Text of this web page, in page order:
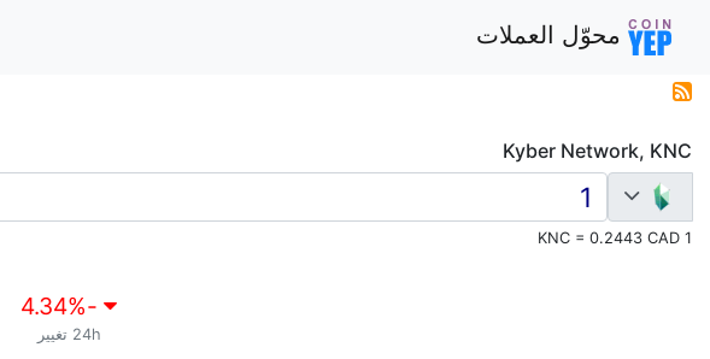
محوّل العملات
Kyber Network, KNC
1 KNC = 0.2443 CAD
-4.34
%
24h تغيير